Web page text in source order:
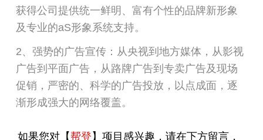
获得公司提供统一鲜明、富有个性的品牌新形象
及专业的aS形象系统支持。
2、强势的广告宣传：从央视到地方媒体，从影视
广告到平面广告，从路牌广告到专卖广告及现场
促销，严密的、科学的广告投放，以点成面，逐
渐形成强大的网络覆盖。
如果您对【帮登 】项目感兴趣，请在下方留言，